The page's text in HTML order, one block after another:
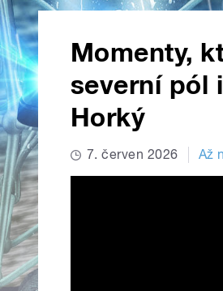
Momenty,
severní pól
Horký
7. červen 2026 Až